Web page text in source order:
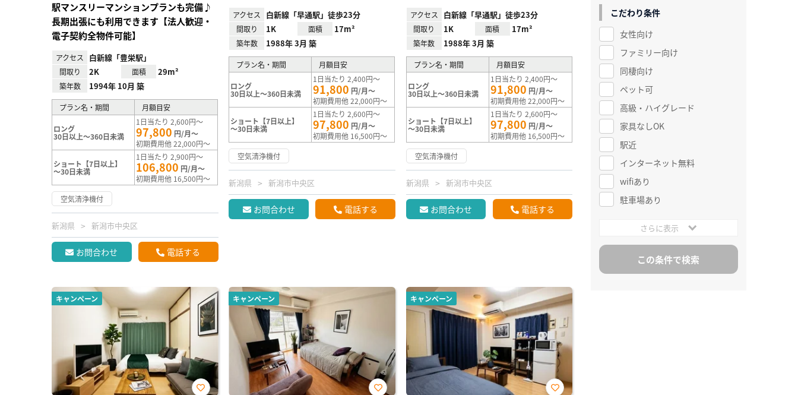
駅マンスリーマンションプランも完備♪
長期出張にも利用できます【法人歓迎・
電子契約全物件可能】
アクセス 白新線「豊栄駅」
間取り 2K 面積 29m²
築年数 1994年 10月 築
プラン名・期間 月額目安
ロング
30日以上～360日未満
1日当たり 2,600円～
97,800 円/月～
初期費用他 22,000円～
ショート【7日以上】
～30日未満
1日当たり 2,900円～
106,800 円/月～
初期費用他 16,500円～
空気清浄機付
新潟県 新潟市中央区
お問合わせ 電話する
アクセス 白新線「早通駅」徒歩23分
間取り 1K 面積 17m²
築年数 1988年 3月 築
プラン名・期間 月額目安
ロング
30日以上～360日未満
1日当たり 2,400円～
91,800 円/月～
初期費用他 22,000円～
ショート【7日以上】
～30日未満
1日当たり 2,600円～
97,800 円/月～
初期費用他 16,500円～
空気清浄機付
新潟県 新潟市中央区
お問合わせ 電話する
アクセス 白新線「早通駅」徒歩23分
間取り 1K 面積 17m²
築年数 1988年 3月 築
プラン名・期間 月額目安
ロング
30日以上～360日未満
1日当たり 2,400円～
91,800 円/月～
初期費用他 22,000円～
ショート【7日以上】
～30日未満
1日当たり 2,600円～
97,800 円/月～
初期費用他 16,500円～
空気清浄機付
新潟県 新潟市中央区
お問合わせ 電話する
キャンペーン キャンペーン キャンペーン
こだわり条件
女性向け
ファミリー向け
同棲向け
ペット可
高級・ハイグレード
家具なしOK
駅近
インターネット無料
wifiあり
駐車場あり
さらに表示